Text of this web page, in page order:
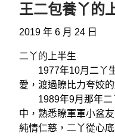
王二包養丫的
2019 年 6 月 24 日
二丫的上半生
1977年10月二丫生
愛，渡過瞭比力夸姣
1989年9月那年二
中，熟悉瞭軍軍小盆
純情仁慈，二丫從心